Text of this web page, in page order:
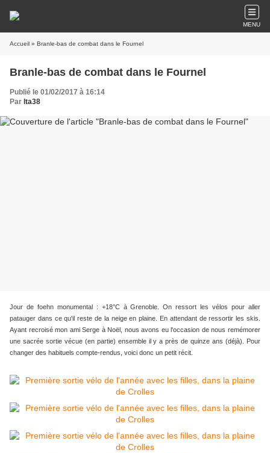
MENU
Accueil » Branle-bas de combat dans le Fournel
Branle-bas de combat dans le Fournel
Publié le 01/02/2017 à 16:14
Par lta38
Jour de foehn monumental : +18°C à Grenoble. On ressort les vélos pour aller
patauger dans ce qu'il reste de la neige en plaine. En attendant de ressortir les skis.
Ayant recroisé mon ami Serge à Noël, nous avons eu l'occasion de nous remémorer
une sacrée sortie vécue (en partie) ensemble il y a près de quinze ans (déjà). Pour
changer des habituels compte-rendus, voici donc un petit récit.